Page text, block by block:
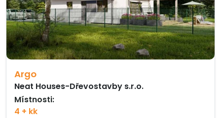
Argo
Neat Houses-Dřevostavby s.r.o.
Místnosti:
4 + kk